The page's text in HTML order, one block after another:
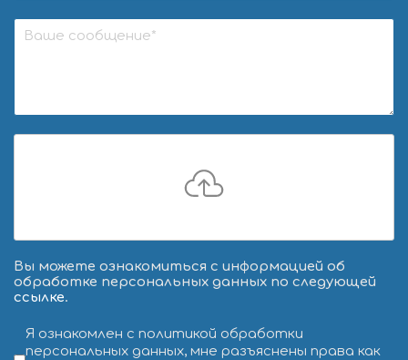
Вы можете ознакомиться с информацией об
обработке персональных данных по следующей
ссылке.
Условия обслуживания*
Я ознакомлен с политикой обработки
персональных данных, мне разъяснены права как